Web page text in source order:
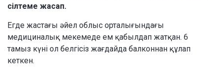
сілтеме жасап.
Егде жастағы әйел облыс орталығындағы
медициналық мекемеде ем қабылдап жатқан. 6
тамыз күні ол белгісіз жағдайда балконнан құлап
кеткен.